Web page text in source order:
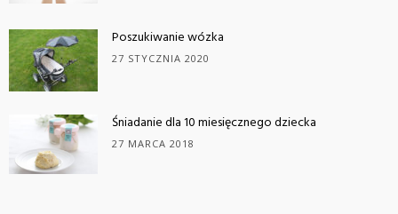
Poszukiwanie wózka
27 STYCZNIA 2020
Śniadanie dla 10 miesięcznego dziecka
27 MARCA 2018